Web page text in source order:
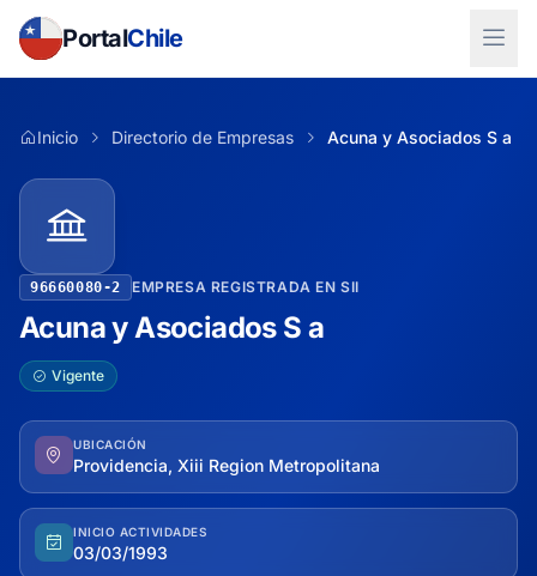
PortalChile
Inicio Directorio de Empresas Acuna y Asociados S a
96660080-2 EMPRESA REGISTRADA EN SII
Acuna y Asociados S a
Vigente
UBICACIÓN
Providencia, Xiii Region Metropolitana
INICIO ACTIVIDADES
03/03/1993